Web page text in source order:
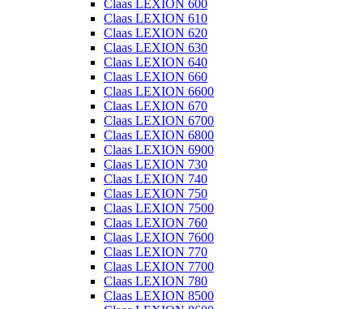
Claas LEXION 600
Claas LEXION 610
Claas LEXION 620
Claas LEXION 630
Claas LEXION 640
Claas LEXION 660
Claas LEXION 6600
Claas LEXION 670
Claas LEXION 6700
Claas LEXION 6800
Claas LEXION 6900
Claas LEXION 730
Claas LEXION 740
Claas LEXION 750
Claas LEXION 7500
Claas LEXION 760
Claas LEXION 7600
Claas LEXION 770
Claas LEXION 7700
Claas LEXION 780
Claas LEXION 8500